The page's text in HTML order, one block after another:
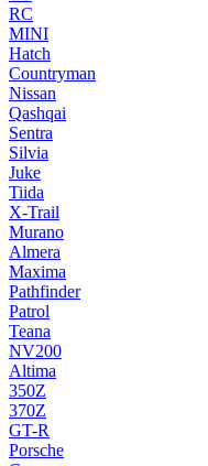
RC
MINI
Hatch
Countryman
Nissan
Qashqai
Sentra
Silvia
Juke
Tiida
X-Trail
Murano
Almera
Maxima
Pathfinder
Patrol
Teana
NV200
Altima
350Z
370Z
GT-R
Porsche